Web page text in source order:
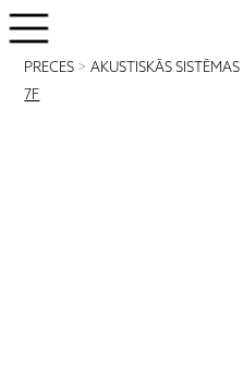
PRECES >AKUSTISKĀS SISTĒMAS
7F